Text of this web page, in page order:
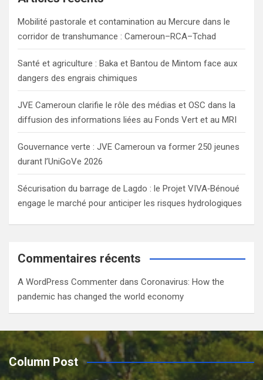
Mobilité pastorale et contamination au Mercure dans le
corridor de transhumance : Cameroun–RCA–Tchad
Santé et agriculture : Baka et Bantou de Mintom face aux
dangers des engrais chimiques
JVE Cameroun clarifie le rôle des médias et OSC dans la
diffusion des informations liées au Fonds Vert et au MRI
Gouvernance verte : JVE Cameroun va former 250 jeunes
durant l’UniGoVe 2026
Sécurisation du barrage de Lagdo : le Projet VIVA‑Bénoué
engage le marché pour anticiper les risques hydrologiques
Commentaires récents
A WordPress Commenter dans Coronavirus: How the
pandemic has changed the world economy
Column Post